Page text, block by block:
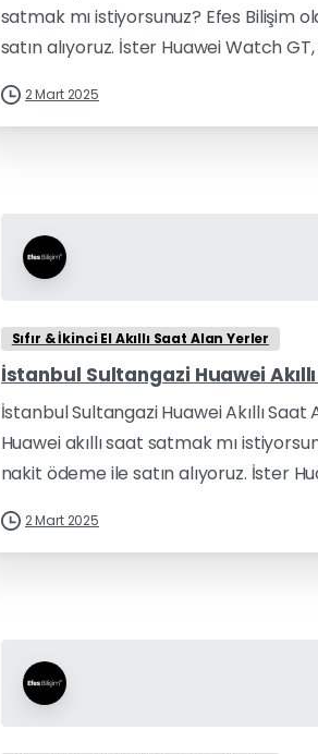
satmak mı istiyorsunuz? Efes Bilişim
satın alıyoruz. İster Huawei Watch
2 Mart 2025
Sıfır & İkinci El Akıllı Saat Alan Yerler
İstanbul Sultangazi Huawei
İstanbul Sultangazi Huawei Akıllı
Huawei akıllı saat satmak mı
nakit ödeme ile satın alıyoruz. İster
2 Mart 2025